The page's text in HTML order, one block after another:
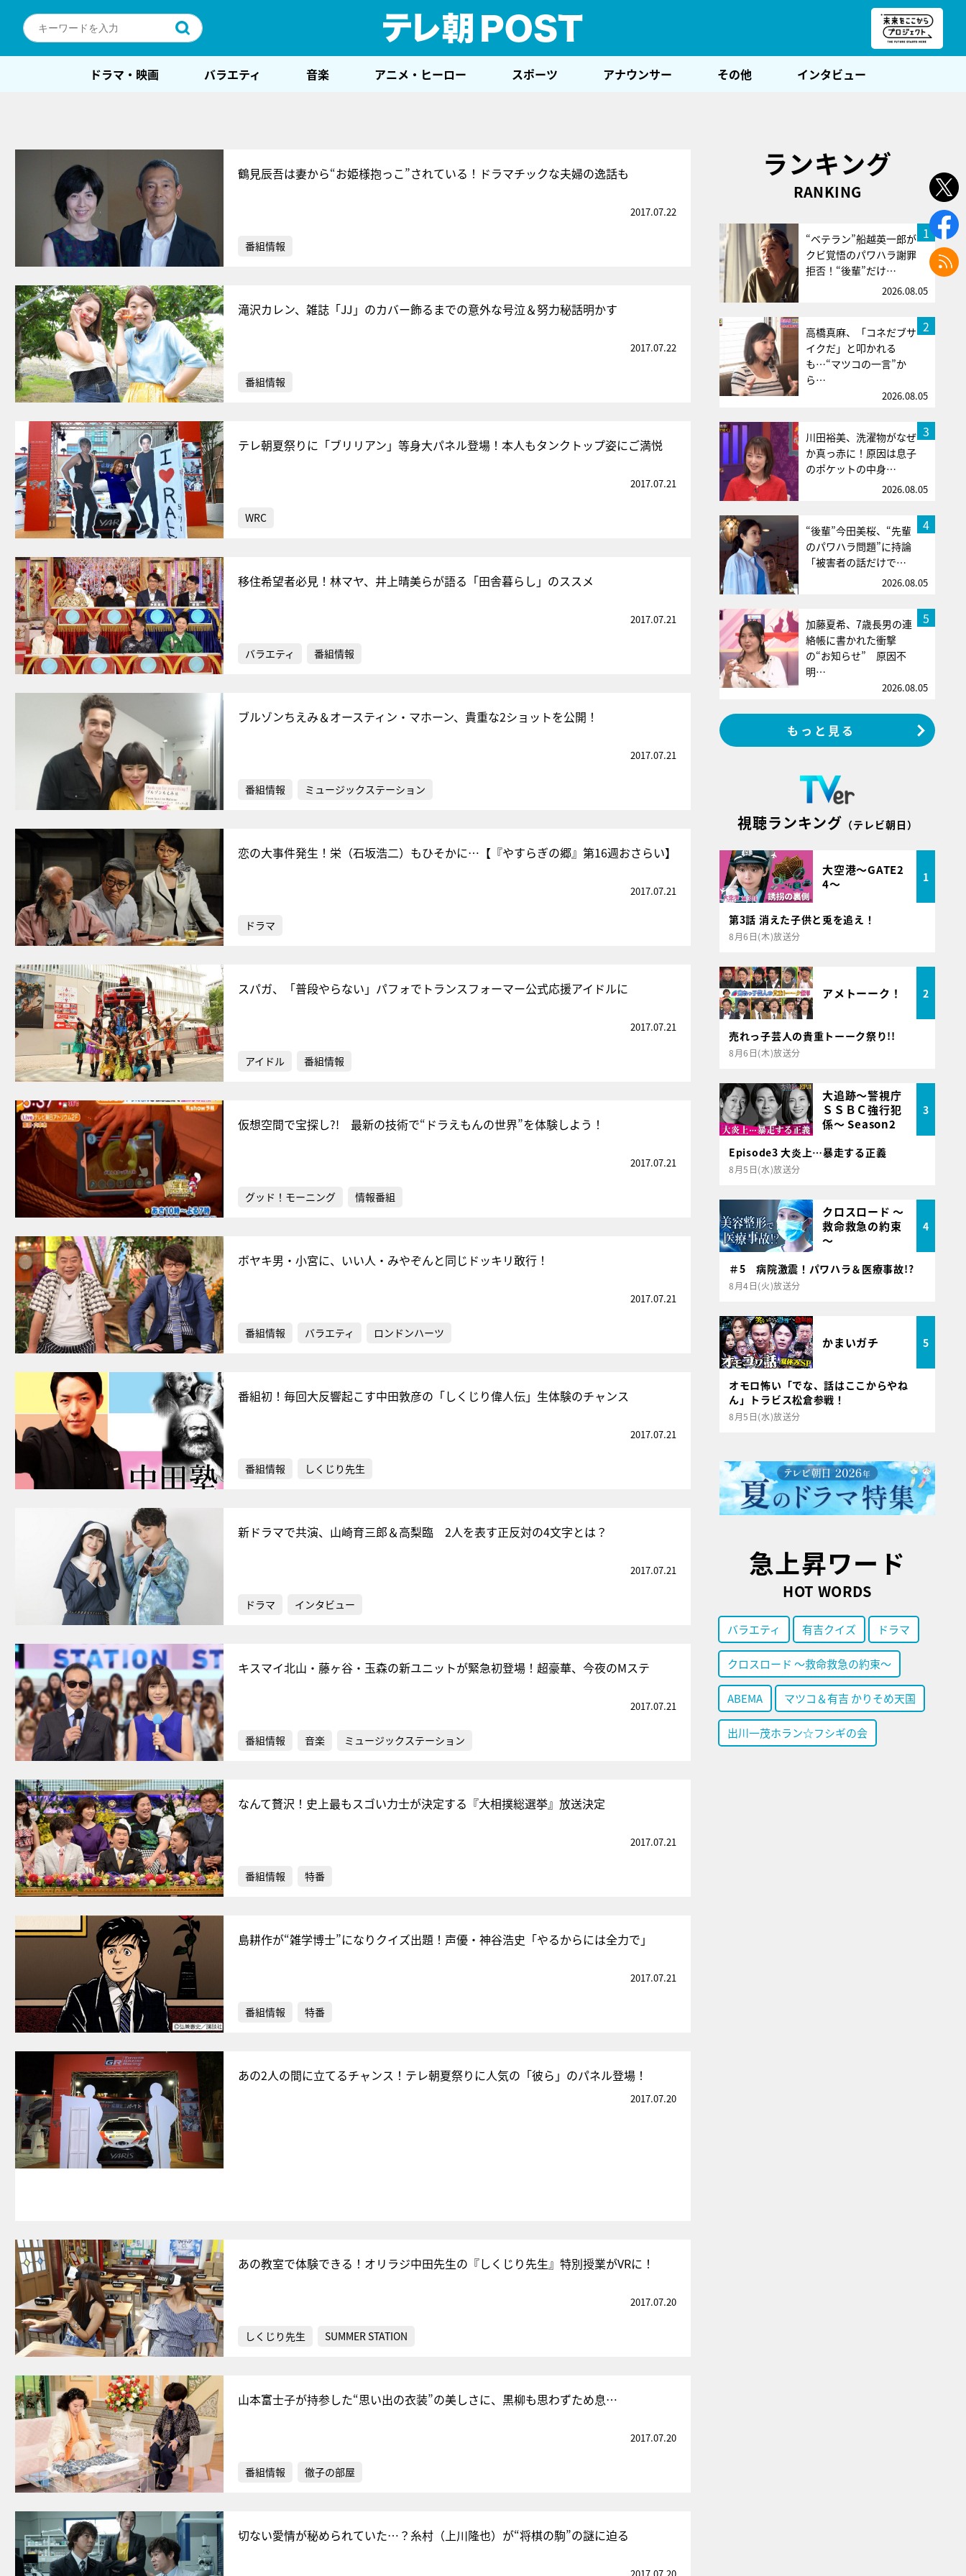
ドラマ・映画 バラエティ 音楽 アニメ・ヒーロー スポーツ アナウンサー その他 インタビュー
鶴見辰吾は妻から“お姫様抱っこ”されている！ドラマチックな夫婦の逸話も
2017.07.22
番組情報
滝沢カレン、雑誌「JJ」のカバー飾るまでの意外な号泣＆努力秘話明かす
2017.07.22
番組情報
テレ朝夏祭りに「ブリリアン」等身大パネル登場！本人もタンクトップ姿にご満悦
2017.07.21
WRC
移住希望者必見！林マヤ、井上晴美らが語る「田舎暮らし」のススメ
2017.07.21
バラエティ 番組情報
ブルゾンちえみ＆オースティン・マホーン、貴重な2ショットを公開！
2017.07.21
番組情報 ミュージックステーション
恋の大事件発生！栄（石坂浩二）もひそかに…【『やすらぎの郷』第16週おさらい】
2017.07.21
ドラマ
スパガ、「普段やらない」パフォでトランスフォーマー公式応援アイドルに
2017.07.21
アイドル 番組情報
仮想空間で宝探し?! 最新の技術で“ドラえもんの世界”を体験しよう！
2017.07.21
グッド！モーニング 情報番組
ボヤキ男・小宮に、いい人・みやぞんと同じドッキリ敢行！
2017.07.21
番組情報 バラエティ ロンドンハーツ
番組初！毎回大反響起こす中田敦彦の「しくじり偉人伝」生体験のチャンス
2017.07.21
番組情報 しくじり先生
新ドラマで共演、山崎育三郎＆高梨臨 2人を表す正反対の4文字とは？
2017.07.21
ドラマ インタビュー
キスマイ北山・藤ヶ谷・玉森の新ユニットが緊急初登場！超豪華、今夜のMステ
2017.07.21
番組情報 音楽 ミュージックステーション
なんて贅沢！史上最もスゴい力士が決定する『大相撲総選挙』放送決定
2017.07.21
番組情報 特番
島耕作が“雑学博士”になりクイズ出題！声優・神谷浩史「やるからには全力で」
2017.07.21
番組情報 特番
あの2人の間に立てるチャンス！テレ朝夏祭りに人気の「彼ら」のパネル登場！
2017.07.20
あの教室で体験できる！オリラジ中田先生の『しくじり先生』特別授業がVRに！
2017.07.20
しくじり先生 SUMMER STATION
山本富士子が持参した“思い出の衣装”の美しさに、黒柳も思わずため息…
2017.07.20
番組情報 徹子の部屋
切ない愛情が秘められていた…？糸村（上川隆也）が“将棋の駒”の謎に迫る
2017.07.20
ランキング
RANKING
1
“ベテラン”船越英一郎が
クビ覚悟のパワハラ謝罪
拒否！“後輩”だけ…
2026.08.05
2
高橋真麻、「コネだブサ
イクだ」と叩かれる
も…“マツコの一言”か
ら…
2026.08.05
3
川田裕美、洗濯物がなぜ
か真っ赤に！原因は息子
のポケットの中身…
2026.08.05
4
“後輩”今田美桜、“先輩
のパワハラ問題”に持論
「被害者の話だけで…
2026.08.05
5
加藤夏希、7歳長男の連
絡帳に書かれた衝撃
の“お知らせ” 原因不
明…
2026.08.05
もっと見る
視聴ランキング （テレビ朝日）
大空港～GATE2
4～
1
第3話 消えた子供と兎を追え！
8月6日(木)放送分
アメトーーク！ 2
売れっ子芸人の貴重トーーク祭り!!
8月6日(木)放送分
大追跡～警視庁
ＳＳＢＣ強行犯
係～ Season2
3
Episode3 大炎上…暴走する正義
8月5日(水)放送分
クロスロード ～
救命救急の約束
～
4
＃5 病院激震！パワハラ＆医療事故!?
8月4日(火)放送分
かまいガチ 5
オモロ怖い「でな、話はここからやね
ん」トラビス松倉参戦！
8月5日(水)放送分
急上昇ワード
HOT WORDS
バラエティ 有吉クイズ ドラマ
クロスロード ～救命救急の約束～
ABEMA マツコ＆有吉 かりそめ天国
出川一茂ホラン☆フシギの会